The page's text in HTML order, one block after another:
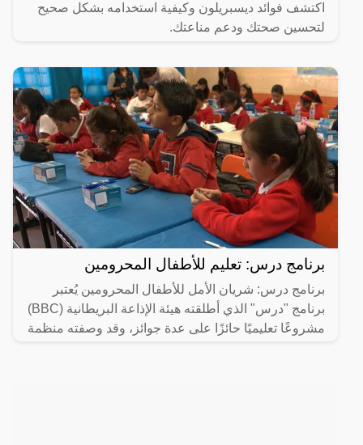
اكتشف فوائد ديسبريلون وكيفية استخدامه بشكل صحيح
لتحسين صحتك ودعم مناعتك.
برنامج درس: تعليم للأطفال المحرومين
برنامج درس: شريان الأمل للأطفال المحرومين يُعتبر
برنامج "درس" الذي أطلقته هيئة الإذاعة البريطانية (BBC)
مشروعًا تعليميًا حائزًا على عدة جوائز، وقد وصفته منظمة